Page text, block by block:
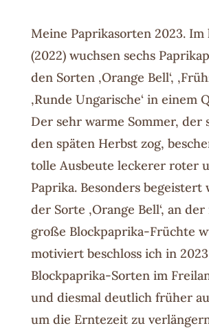
Meine Paprikasorten 2023. Im
(2022) wuchsen sechs
den Sorten ‚Orange Bell‘,
‚Runde Ungarische‘ in einem
Der sehr warme Sommer, der
den späten Herbst zog,
tolle Ausbeute leckerer roter
Paprika. Besonders begeistert
der Sorte ‚Orange Bell‘, an
große Blockpaprika-Früchte
motiviert beschloss ich in
Blockpaprika-Sorten im
und diesmal deutlich früher
um die Erntezeit zu